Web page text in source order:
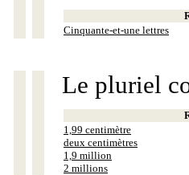
Cinquante-et-une lettres
Le pluriel
1,99 centimètre
deux centimètres
1,9 million
2 millions